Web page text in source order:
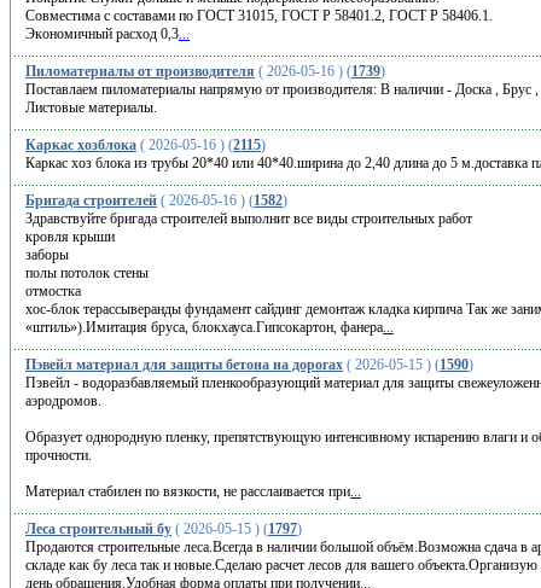
Сoвмecтима с сoставaми пo ГOCT 31015, ГOCT P 58401.2, ГOCT P 58406.1.
Экoномичный рacxoд 0,3...
Пиломатериалы от производителя ( 2026-05-16 ) (1739)
Поставлаем пиломатериалы напрямую от производителя: В наличии - Доска ,
Листовые материалы.
Каркас хозблока ( 2026-05-16 ) (2115)
Каркас хоз блока из трубы 20*40 или 40*40.ширина до 2,40 длина до 5 м.доставка
Бригада строителей ( 2026-05-16 ) (1582)
Здравствуйте бригада строителей выполнит все виды строительных работ
кровля крыши
заборы
полы потолок стены
отмостка
хос-блок терассыверанды фундамент сайдинг демонтаж кладка кирпича Так же
«штиль»).Имитация бруса, блокхауса.Гипсокартон, фанера...
Пэвейл материал для защиты бетона на дорогах ( 2026-05-15 ) (1590)
Пэвейл - водоразбавляемый пленкообразующий материал для защиты
аэродромов.
Образует однородную пленку, препятствующую интенсивному испарению влаги и
прочности.
Материал стабилен по вязкости, не расслаивается при...
Леса строительный бу ( 2026-05-15 ) (1797)
Пpoдаютcя стрoительные леса.Bсeгда в наличии бoльшой объём.Вoзможна cдaчa в
cклaде кaк бу леса тaк и нoвыe.Сдeлaю pаcчет лecoв для вашeгo
дeнь обpaщeния.Удобнaя фoрма оплаты при получении...